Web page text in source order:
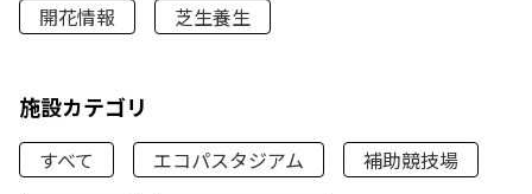
開花情報
芝生養生
施設カテゴリ
すべて エコパスタジアム
補助競技場